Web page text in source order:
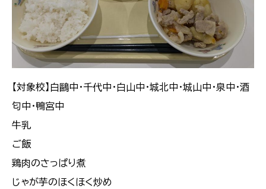
【対象校】白鷗中・千代中・白山中・城北中・城山中・泉中・酒
匂中・鴨宮中
牛乳
ご飯
鶏肉のさっぱり煮
じゃが芋のほくほく炒め